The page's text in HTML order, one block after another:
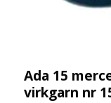
Ada 15
virkgarn nr